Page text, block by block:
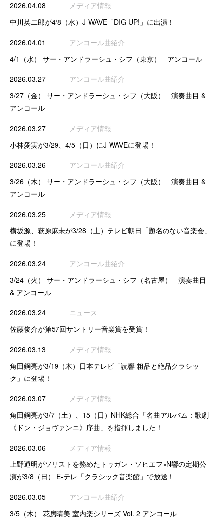
2026.04.08
メディア情報
中川英二郎が4/8（水）J-WAVE「DIG UP!」に出演！
2026.04.01
アンコール曲紹介
4/1（水） サー・アンドラーシュ・シフ（東京） アンコール
2026.03.27
アンコール曲紹介
3/27（金） サー・アンドラーシュ・シフ（大阪） 演奏曲目 &
アンコール
2026.03.27
メディア情報
小林愛実が3/29、4/5（日）にJ-WAVEに登場！
2026.03.26
アンコール曲紹介
3/26（木） サー・アンドラーシュ・シフ（大阪） 演奏曲目 &
アンコール
2026.03.25
メディア情報
横坂源、萩原麻未が3/28（土）テレビ朝日「題名のない音楽会」
に登場！
2026.03.24
アンコール曲紹介
3/24（火） サー・アンドラーシュ・シフ（名古屋） 演奏曲目
& アンコール
2026.03.24
ニュース
佐藤俊介が第57回サントリー音楽賞を受賞！
2026.03.13
メディア情報
角田鋼亮が3/19（木）日本テレビ「読響 粗品と絶品クラシッ
ク」に登場！
2026.03.07
メディア情報
角田鋼亮が3/7（土）、15（日）NHK総合「名曲アルバム：歌劇
《ドン・ジョヴァンニ》序曲」を指揮しました！
2026.03.06
メディア情報
上野通明がソリストを務めたトゥガン・ソヒエフ×N響の定期公
演が3/8（日） E-テレ「クラシック音楽館」で放送！
2026.03.05
アンコール曲紹介
3/5（木） 花房晴美 室内楽シリーズ Vol. 2 アンコール